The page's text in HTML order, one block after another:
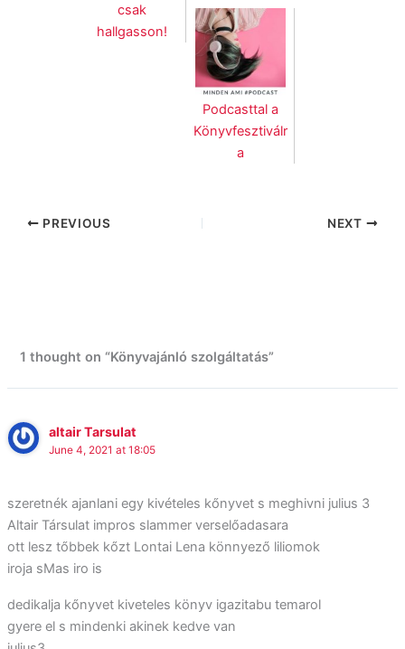
csak
hallgasson!
Podcasttal a
Könyvfesztiválr
a
PREVIOUS NEXT
1 thought on “Könyvajánló szolgáltatás”
altair Tarsulat
June 4, 2021 at 18:05
szeretnék ajanlani egy kivételes kőnyvet s meghivni julius 3
Altair Társulat impros slammer verselőadasara
ott lesz tőbbek kőzt Lontai Lena könnyező liliomok
iroja sMas iro is
dedikalja kőnyvet kiveteles könyv igazitabu temarol
gyere el s mindenki akinek kedve van